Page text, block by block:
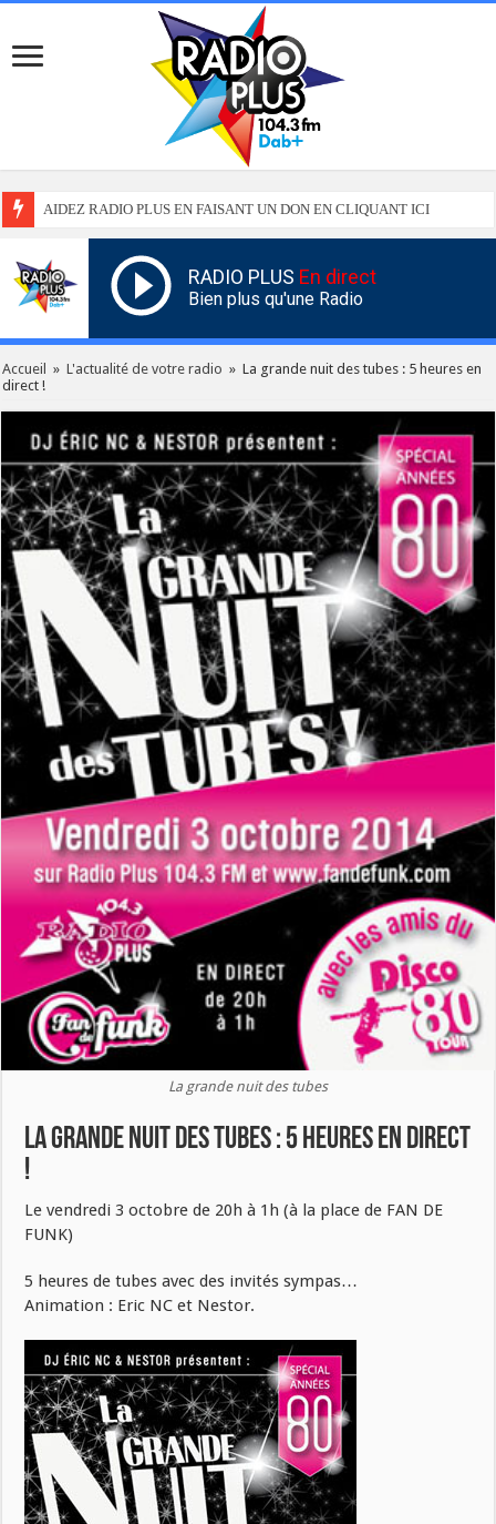
AIDEZ RADIO PLUS EN FAISANT UN DON EN CLIQUANT ICI
RADIO PLUS En direct
Bien plus qu'une Radio
Accueil » L'actualité de votre radio » La grande nuit des tubes : 5 heures en
direct !
La grande nuit des tubes
La grande nuit des tubes : 5 heures en direct
!
Le vendredi 3 octobre de 20h à 1h (à la place de FAN DE
FUNK)
5 heures de tubes avec des invités sympas…
Animation : Eric NC et Nestor.